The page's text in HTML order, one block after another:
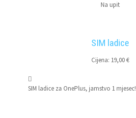
Na upit
SIM ladice
Cijena: 19,00 €
SIM ladice za OnePlus, jamstvo 1 mjesec!